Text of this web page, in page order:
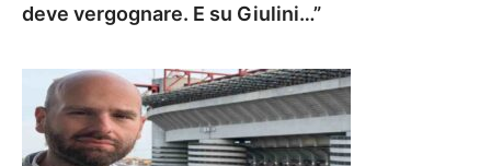
deve vergognare. E su Giulini…”